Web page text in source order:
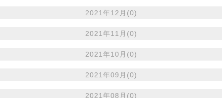
2021年12月(0)
2021年11月(0)
2021年10月(0)
2021年09月(0)
2021年08月(0)